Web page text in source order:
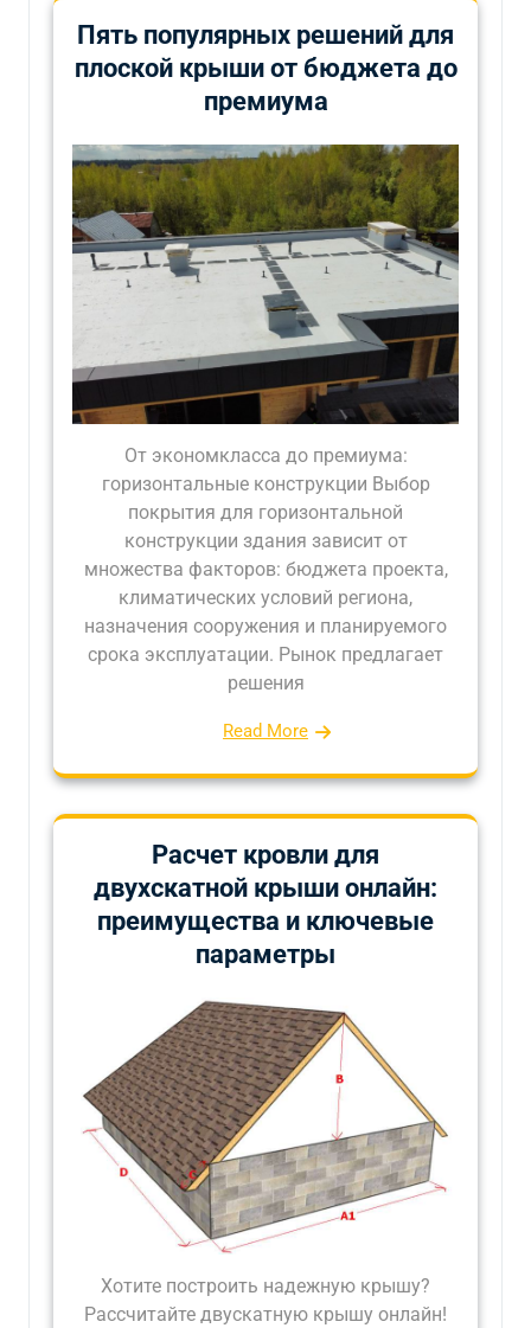
Пять популярных решений для
плоской крыши от бюджета до
премиума
От экономкласса до премиума:
горизонтальные конструкции Выбор
покрытия для горизонтальной
конструкции здания зависит от
множества факторов: бюджета проекта,
климатических условий региона,
назначения сооружения и планируемого
срока эксплуатации. Рынок предлагает
решения
Read More
Расчет кровли для
двухскатной крыши онлайн:
преимущества и ключевые
параметры
Хотите построить надежную крышу?
Рассчитайте двускатную крышу онлайн!